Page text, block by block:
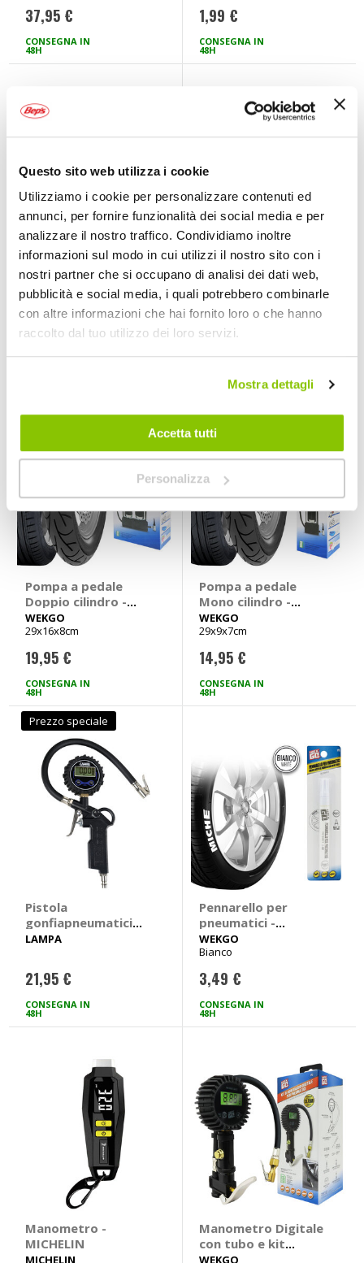
Questo sito web utilizza i cookie
Utilizziamo i cookie per personalizzare contenuti ed
annunci, per fornire funzionalità dei social media e per
analizzare il nostro traffico. Condividiamo inoltre
informazioni sul modo in cui utilizzi il nostro sito con i
nostri partner che si occupano di analisi dei dati web,
pubblicità e social media, i quali potrebbero combinarle
con altre informazioni che hai fornito loro o che hanno
raccolto dal tuo utilizzo dei loro servizi.
Mostra dettagli
Accetta tutti
Personalizza
37,95 €
CONSEGNA IN
48H
1,99 €
CONSEGNA IN
48H
gonfiapneumatici
Con manometro -
LAMPA
LAMPA
12 bar
32,95 €
MICHELIN
MICHELIN
12V 8L/min
71,95 €
Pompa a pedale
Doppio cilindro -
WEKGO
WEKGO
29x16x8cm
19,95 €
CONSEGNA IN
48H
Pompa a pedale
Mono cilindro -
WEKGO
WEKGO
29x9x7cm
14,95 €
CONSEGNA IN
48H
Prezzo speciale
Pistola
gonfiapneumatici
Con manometro -
LAMPA
21,95 €
CONSEGNA IN
48H
Pennarello per
pneumatici -
WEKGO
WEKGO
Bianco
3,49 €
CONSEGNA IN
48H
Manometro -
MICHELIN
MICHELIN
Manometro Digitale
con tubo e kit
gonfiaggio - WEKGO
WEKGO